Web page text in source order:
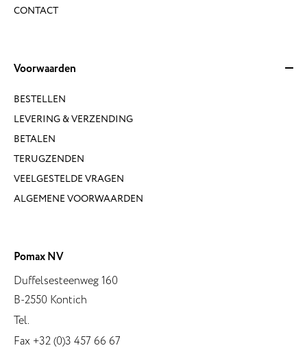
CONTACT
Voorwaarden
BESTELLEN
LEVERING & VERZENDING
BETALEN
TERUGZENDEN
VEELGESTELDE VRAGEN
ALGEMENE VOORWAARDEN
Pomax NV
Duffelsesteenweg 160
B-2550 Kontich
Tel.
Fax +32 (0)3 457 66 67